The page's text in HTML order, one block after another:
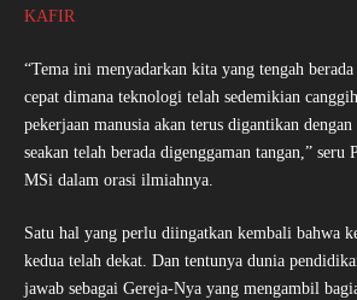
KAFIR
“Tema ini menyadarkan kita yang tengah
cepat dimana teknologi telah sedemikian
pekerjaan manusia akan terus digantikan
seakan telah berada digenggaman tangan,”
MSi dalam orasi ilmiahnya.
Satu hal yang perlu diingatkan kembali bahwa
kedua telah dekat. Dan tentunya dunia
jawab sebagai Gereja-Nya yang mengambil